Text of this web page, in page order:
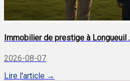
Immobilier de prestige à Longueuil
2026-08-07
Lire l'article →